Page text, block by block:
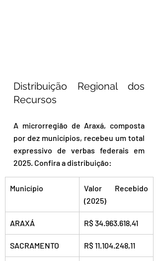
Distribuição Regional dos
Recursos
A microrregião de Araxá, composta
por dez municípios, recebeu um total
expressivo de verbas federais em
2025. Confira a distribuição:
Município
Valor Recebido
(2025)
ARAXÁ R$ 34.963.618,41
SACRAMENTO R$ 11.104.248,11